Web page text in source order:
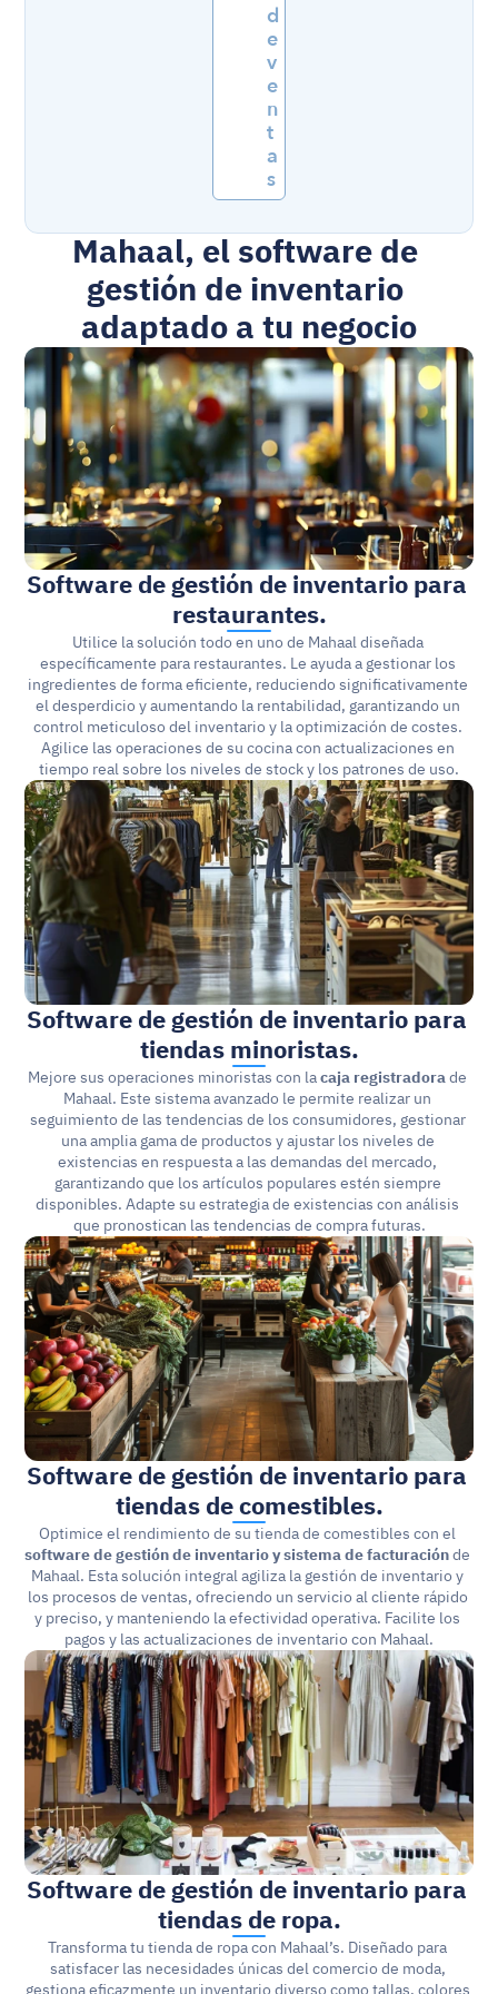
d
e
v
e
n
t
a
s
Mahaal, el software de
gestión de inventario
adaptado a tu negocio
Software de gestión de inventario para
restaurantes.
Utilice la solución todo en uno de Mahaal diseñada
específicamente para restaurantes. Le ayuda a gestionar los
ingredientes de forma eficiente, reduciendo significativamente
el desperdicio y aumentando la rentabilidad, garantizando un
control meticuloso del inventario y la optimización de costes.
Agilice las operaciones de su cocina con actualizaciones en
tiempo real sobre los niveles de stock y los patrones de uso.
Software de gestión de inventario para
tiendas minoristas.
Mejore sus operaciones minoristas con la caja registradora de
Mahaal. Este sistema avanzado le permite realizar un
seguimiento de las tendencias de los consumidores, gestionar
una amplia gama de productos y ajustar los niveles de
existencias en respuesta a las demandas del mercado,
garantizando que los artículos populares estén siempre
disponibles. Adapte su estrategia de existencias con análisis
que pronostican las tendencias de compra futuras.
Software de gestión de inventario para
tiendas de comestibles.
software de gestión de inventario y sistema de facturación de
Mahaal. Esta solución integral agiliza la gestión de inventario y
los procesos de ventas, ofreciendo un servicio al cliente rápido
y preciso, y manteniendo la efectividad operativa. Facilite los
pagos y las actualizaciones de inventario con Mahaal.
Software de gestión de inventario para
tiendas de ropa.
Transforma tu tienda de ropa con Mahaal’s. Diseñado para
satisfacer las necesidades únicas del comercio de moda,